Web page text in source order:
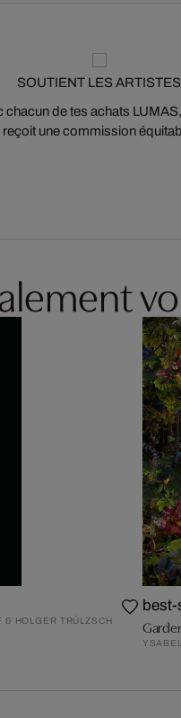
SOUTIENT LES ARTISTES
chacun de tes achats
reçoit une commission
& HOLGER TRÜLZSCH